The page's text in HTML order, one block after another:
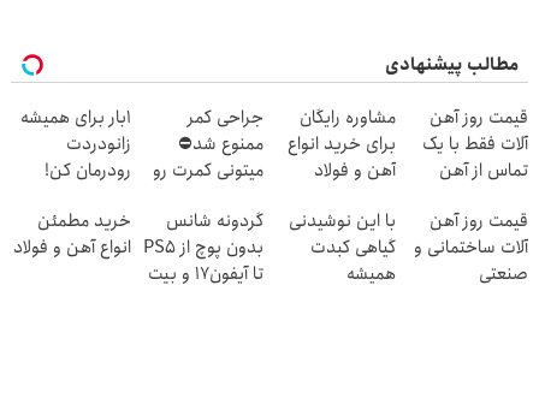
مطالب پیشنهادی
قیمت روز آهن
آلات فقط با یک
تماس از آهن
مشاوره رایگان
برای خرید انواع
آهن و فولاد
جراحی کمر
ممنوع شد⛔
میتونی کمرت رو
کنی! 👈🏻
پرسش‌نامه
1بار برای همیشه
زانودردت
رودرمان کن!
◂پرسشنامه▸
قیمت روز آهن
آلات ساختمانی و
صنعتی
با این نوشیدنی
گیاهی کبدت
همیشه
گردونه شانس
بدون پوچ از PS5
تا آیفون17 و بیت
خرید مطمئن
انواع آهن و فولاد